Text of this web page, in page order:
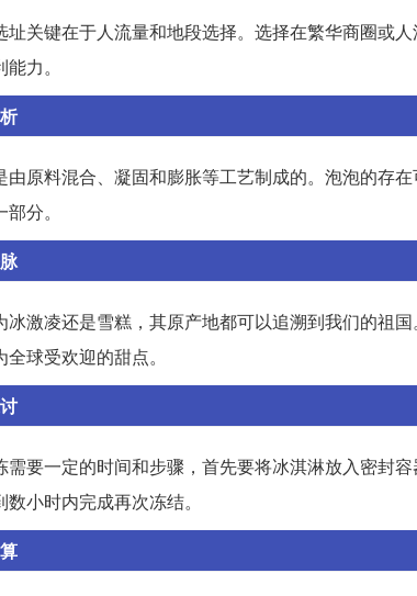
址关键在于人流量和地段选择。选择在繁华商圈或
力。
由原料混合、凝固和膨胀等工艺制成的。泡泡的存
分。
冰激凌还是雪糕，其原产地都可以追溯到我们的祖
球受欢迎的甜点。
需要一定的时间和步骤，首先要将冰淇淋放入密封
小时内完成再次冻结。